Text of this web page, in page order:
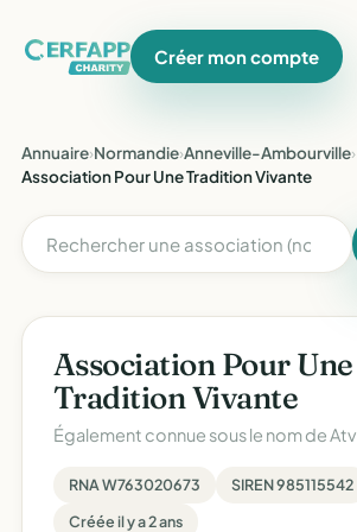
Créer mon compte
Annuaire›Normandie›Anneville-Ambourville›
Association Pour Une Tradition Vivante
Association Pour Une
Tradition Vivante
Également connue sous le nom deAtv
RNA W763020673 SIREN 985115542
Créée il y a 2 ans